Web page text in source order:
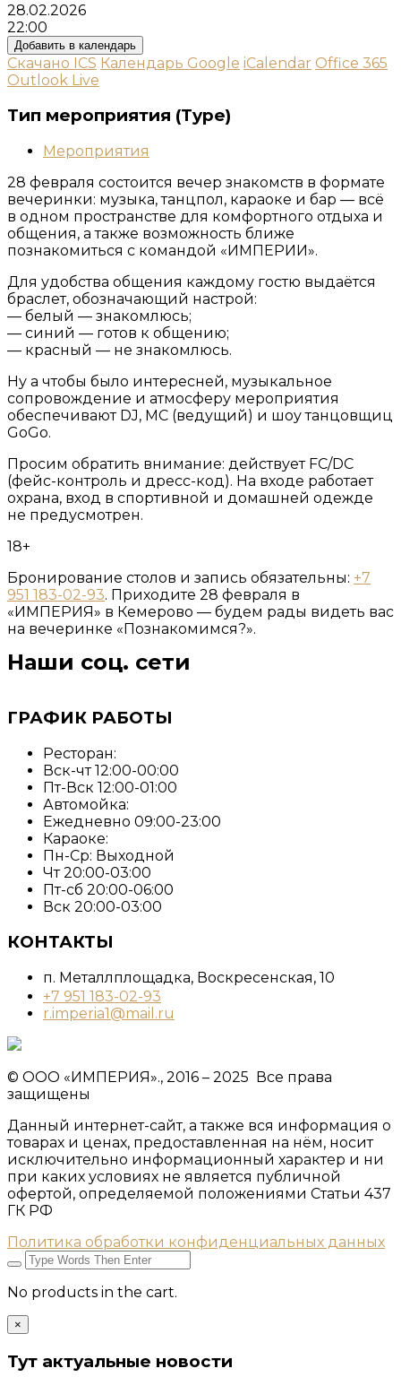
28.02.2026
22:00
Добавить в календарь
Скачано ICS Календарь Google iCalendar Office 365
Outlook Live
Тип мероприятия (Type)
Мероприятия
28 февраля состоится вечер знакомств в формате
вечеринки: музыка, танцпол, караоке и бар — всё
в одном пространстве для комфортного отдыха и
общения, а также возможность ближе
познакомиться с командой «ИМПЕРИИ».
Для удобства общения каждому гостю выдаётся
браслет, обозначающий настрой:
— белый — знакомлюсь;
— синий — готов к общению;
— красный — не знакомлюсь.
Ну а чтобы было интересней, музыкальное
сопровождение и атмосферу мероприятия
обеспечивают DJ, MC (ведущий) и шоу танцовщиц
GoGo.
Просим обратить внимание: действует FC/DC
(фейс-контроль и дресс-код). На входе работает
охрана, вход в спортивной и домашней одежде
не предусмотрен.
18+
Бронирование столов и запись обязательны: +7
951 183-02-93. Приходите 28 февраля в
«ИМПЕРИЯ» в Кемерово — будем рады видеть вас
на вечеринке «Познакомимся?».
Наши соц. сети
ГРАФИК РАБОТЫ
Ресторан:
Вск-чт 12:00-00:00
Пт-Вск 12:00-01:00
Автомойка:
Ежедневно 09:00-23:00
Караоке:
Пн-Ср: Выходной
Чт 20:00-03:00
Пт-сб 20:00-06:00
Вск 20:00-03:00
КОНТАКТЫ
п. Металлплощадка, ​Воскресенская, 10​
+7 951 183-02-93
r.imperia1@mail.ru
© ООО «ИМПЕРИЯ»., 2016 – 2025 Все права
защищены
Данный интернет-сайт, а также вся информация о
товарах и ценах, предоставленная на нём, носит
исключительно информационный характер и ни
при каких условиях не является публичной
офертой, определяемой положениями Статьи 437
ГК РФ
Политика обработки конфиденциальных данных
No products in the cart.
×
Тут актуальные новости